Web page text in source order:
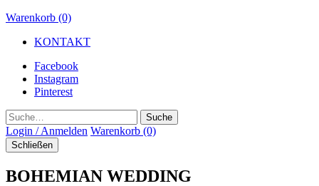
Warenkorb (0)
KONTAKT
Facebook
Instagram
Pinterest
Suche
Login / Anmelden Warenkorb (0)
Schließen
BOHEMIAN WEDDING